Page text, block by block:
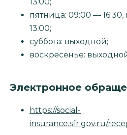
пятница: 09:00 —
13:00;
суббота: выходной;
воскресенье:
Электронное
https://social-
insurance.sfr.gov.ru/